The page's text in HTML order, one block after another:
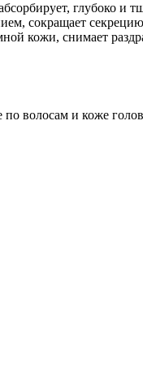
глубоко и
сокращает
кожи, снимает
волосам и коже